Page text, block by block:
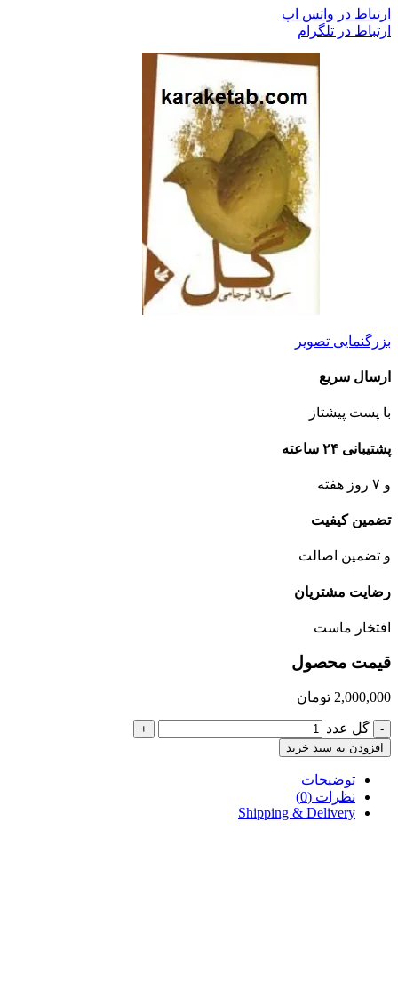
ارتباط در واتس اپ
ارتباط در تلگرام
بزرگنمایی تصویر
ارسال سریع
با پست پیشتاز
پشتیبانی ۲۴ ساعته
و ۷ روز هفته
تضمین کیفیت
و تضمین اصالت
رضایت مشتریان
افتخار ماست
قیمت محصول
2,000,000 تومان
- گل عدد
+
افزودن به سبد خرید
توضیحات
نظرات (0)
Shipping & Delivery